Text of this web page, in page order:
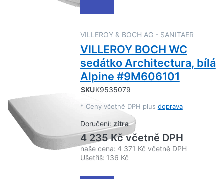
VILLEROY & BOCH AG - SANITAER
VILLEROY BOCH WC
sedátko Architectura, bílá
Alpine #9M606101
SKUK9535079
* Ceny včetně DPH plus doprava
Doručení: zítra
4 235 Kč včetně DPH
naše cena: 4 371 Kč včetně DPH
Ušetříš: 136 Kč